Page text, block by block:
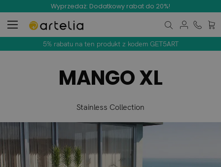
Wyprzedaż: Dodatkowy rabat do 20%!
Mój
5% rabatu na ten produkt z kodem GET5ART
MANGO XL
Stainless Collection